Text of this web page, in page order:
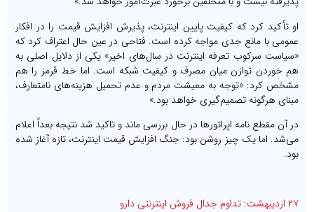
او تأکید کرد که کیفیت پایین اینترنت، پذیرش افزایش قیمت را در افکار
عمومی با مانع جدی مواجه کرده است. فتاحی در عین حال اعتراف کرد که
«سیاست سرکوب تعرفه اینترنت در سال‌های اخیر» یکی از دلایل اصلی به
هم خوردن توازن میان مصرف و کیفیت شبکه است. اما خط قرمز را هم
مشخص کرد: «توجه به معیشت مردم و عدم تحمیل هزینه‌های نامتعارف،
مبنای هرگونه تصمیم‌گیری خواهد بود.»
در آن مقطع نامه اپراتورها در حال بررسی ماند و تاکید شد نتیجه بعداً اعلام
می‌شد. اما یک چیز روشن بود: جنگ افزایش قیمت اینترنت، تازه آغاز شده
بود.
۲۷ اردیبهشت: تداوم جدال فروش اینترنتی دارو